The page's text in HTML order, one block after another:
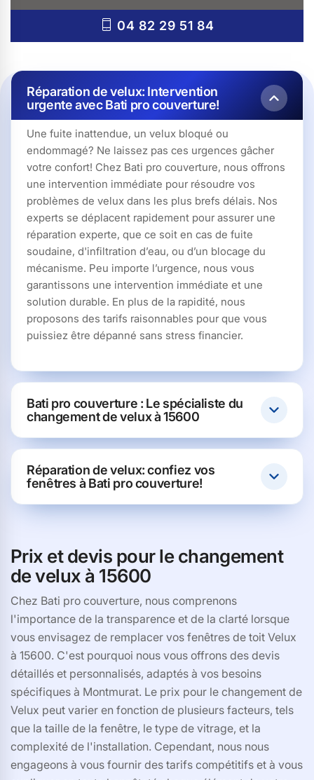
04 82 29 51 84
Réparation de velux: Intervention
urgente avec Bati pro couverture!
Une fuite inattendue, un velux bloqué ou
endommagé? Ne laissez pas ces urgences gâcher
votre confort! Chez Bati pro couverture, nous offrons
une intervention immédiate pour résoudre vos
problèmes de velux dans les plus brefs délais. Nos
experts se déplacent rapidement pour assurer une
réparation experte, que ce soit en cas de fuite
soudaine, d'infiltration d’eau, ou d’un blocage du
mécanisme. Peu importe l’urgence, nous vous
garantissons une intervention immédiate et une
solution durable. En plus de la rapidité, nous
proposons des tarifs raisonnables pour que vous
puissiez être dépanné sans stress financier.
Bati pro couverture : Le spécialiste du
changement de velux à 15600
Réparation de velux: confiez vos
fenêtres à Bati pro couverture!
Prix et devis pour le changement
de velux à 15600
Chez Bati pro couverture, nous comprenons
l'importance de la transparence et de la clarté lorsque
vous envisagez de remplacer vos fenêtres de toit Velux
à 15600. C'est pourquoi nous vous offrons des devis
détaillés et personnalisés, adaptés à vos besoins
spécifiques à Montmurat. Le prix pour le changement de
Velux peut varier en fonction de plusieurs facteurs, tels
que la taille de la fenêtre, le type de vitrage, et la
complexité de l'installation. Cependant, nous nous
engageons à vous fournir des tarifs compétitifs et à vous